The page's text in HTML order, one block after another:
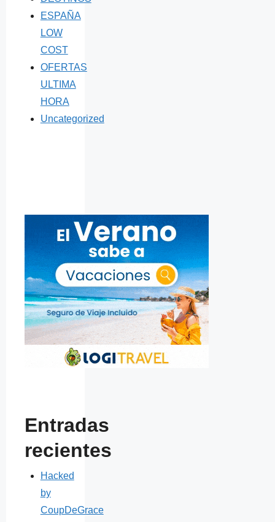
ESPAÑA
LOW
COST
OFERTAS
ULTIMA
HORA
Uncategorized
Entradas
recientes
Hacked
by
CoupDeGrace